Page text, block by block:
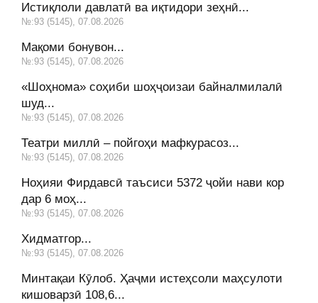
Истиқлоли давлатӣ ва иқтидори зеҳнӣ...
№:93 (5145), 07.08.2026
Мақоми бонувон...
№:93 (5145), 07.08.2026
«Шоҳнома» соҳиби шоҳҷоизаи байналмилалӣ
шуд...
№:93 (5145), 07.08.2026
Театри миллӣ – пойгоҳи мафкурасоз...
№:93 (5145), 07.08.2026
Ноҳияи Фирдавсӣ таъсиси 5372 ҷойи нави кор
дар 6 моҳ...
№:93 (5145), 07.08.2026
Хидматгор...
№:93 (5145), 07.08.2026
Минтақаи Кӯлоб. Ҳаҷми истеҳсоли маҳсулоти
кишоварзӣ 108,6...